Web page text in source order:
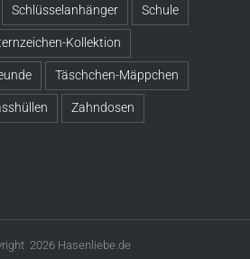
Schlüsselanhänger Schule
Kollektion
Täschchen-Mäppchen
Zahndosen
2026 Hasenliebe.de